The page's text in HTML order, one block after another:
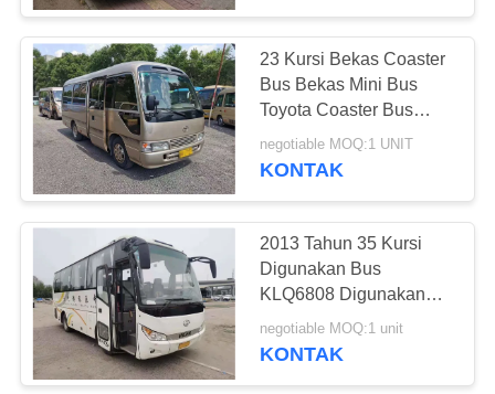
TUR
PABRIK
KONTROL
KUALITAS
HUBUNGI
KAMI
PERMINTAAN
PENAWARAN
Bus Yutong Bekas
907
Bus Mini Bekas
199
23 Kursi Bekas Coaster
Bus Bekas Mini Bus
Toyota Coaster Bus
Dengan Mesin Bensin
3RZ Tahun 2012
negotiable MOQ:1 UNIT
KONTAK
2013 Tahun 35 Kursi
Digunakan Bus
KLQ6808 Digunakan
Bus Pelatih Dengan
Mesin Diesel Kemudi
negotiable MOQ:1 unit
KONTAK